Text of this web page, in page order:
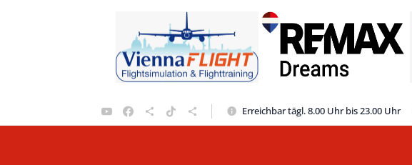
Erreichbar tägl. 8.00 Uhr bis 23.00 Uhr